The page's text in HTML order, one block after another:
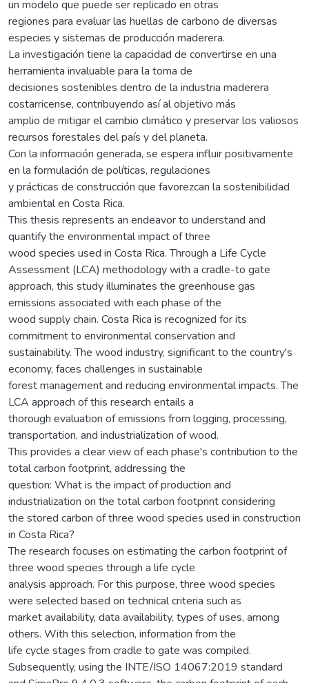
un modelo que puede ser replicado en otras
regiones para evaluar las huellas de carbono de diversas
especies y sistemas de producción maderera.
La investigación tiene la capacidad de convertirse en una
herramienta invaluable para la toma de
decisiones sostenibles dentro de la industria maderera
costarricense, contribuyendo así al objetivo más
amplio de mitigar el cambio climático y preservar los valiosos
recursos forestales del país y del planeta.
Con la información generada, se espera influir positivamente
en la formulación de políticas, regulaciones
y prácticas de construcción que favorezcan la sostenibilidad
ambiental en Costa Rica.
This thesis represents an endeavor to understand and
quantify the environmental impact of three
wood species used in Costa Rica. Through a Life Cycle
Assessment (LCA) methodology with a cradle-to gate
approach, this study illuminates the greenhouse gas
emissions associated with each phase of the
wood supply chain. Costa Rica is recognized for its
commitment to environmental conservation and
sustainability. The wood industry, significant to the country's
economy, faces challenges in sustainable
forest management and reducing environmental impacts. The
LCA approach of this research entails a
thorough evaluation of emissions from logging, processing,
transportation, and industrialization of wood.
This provides a clear view of each phase's contribution to the
total carbon footprint, addressing the
question: What is the impact of production and
industrialization on the total carbon footprint considering
the stored carbon of three wood species used in construction
in Costa Rica?
The research focuses on estimating the carbon footprint of
three wood species through a life cycle
analysis approach. For this purpose, three wood species
were selected based on technical criteria such as
market availability, data availability, types of uses, among
others. With this selection, information from the
life cycle stages from cradle to gate was compiled.
Subsequently, using the INTE/ISO 14067:2019 standard